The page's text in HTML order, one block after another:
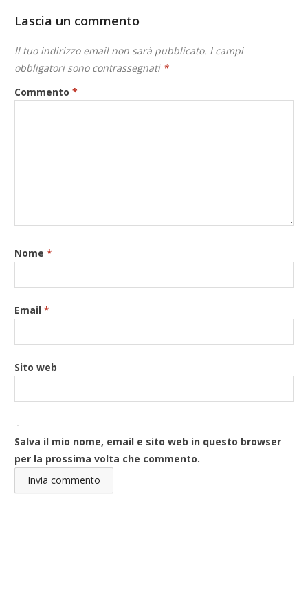
Lascia un commento
Il tuo indirizzo email non sarà pubblicato. I campi
obbligatori sono contrassegnati *
Commento*
Nome*
Email*
Sito web
Salva il mio nome, email e sito web in questo browser
per la prossima volta che commento.